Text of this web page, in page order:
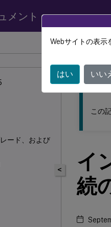
メント
ード、および
このコン
<
この
イ
続
Webサイトの表示
はい いい